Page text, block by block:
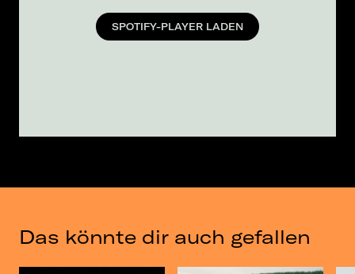
SPOTIFY-PLAYER LADEN
Das könnte dir auch gefallen